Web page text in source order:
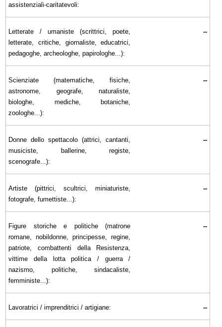
assistenziali-caritatevoli:
Letterate / umaniste (scrittrici, poete,
letterate, critiche, giornaliste, educatrici,
pedagoghe, archeologhe, papirologhe...):
--
Scienziate (matematiche, fisiche,
astronome, geografe, naturaliste,
biologhe, mediche, botaniche,
zoologhe...):
--
Donne dello spettacolo (attrici, cantanti,
musiciste, ballerine, registe,
scenografe...):
--
Artiste (pittrici, scultrici, miniaturiste,
fotografe, fumettiste...):
--
Figure storiche e politiche (matrone
romane, nobildonne, principesse, regine,
patriote, combattenti della Resistenza,
vittime della lotta politica / guerra /
nazismo, politiche, sindacaliste,
femministe...):
--
Lavoratrici / imprenditrici / artigiane: --